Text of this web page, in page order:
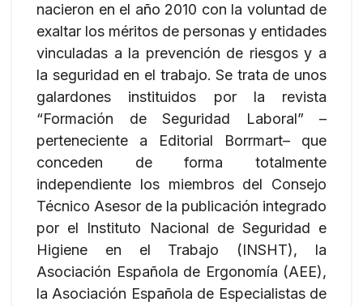
nacieron en el año 2010 con la voluntad de
exaltar los méritos de personas y entidades
vinculadas a la prevención de riesgos y a
la seguridad en el trabajo. Se trata de unos
galardones instituidos por la revista
“Formación de Seguridad Laboral” –
perteneciente a Editorial Borrmart– que
conceden de forma totalmente
independiente los miembros del Consejo
Técnico Asesor de la publicación integrado
por el Instituto Nacional de Seguridad e
Higiene en el Trabajo (INSHT), la
Asociación Española de Ergonomía (AEE),
la Asociación Española de Especialistas de